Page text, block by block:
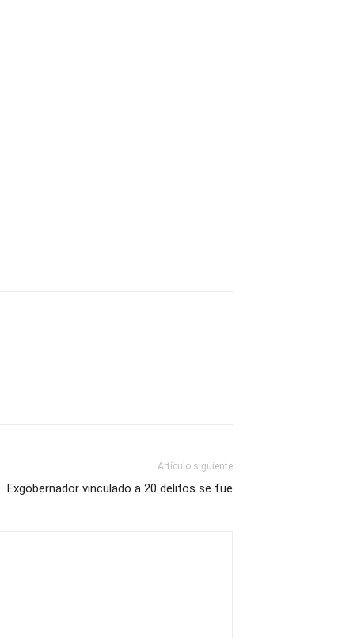
Artículo siguiente
Exgobernador vinculado a 20 delitos se fue